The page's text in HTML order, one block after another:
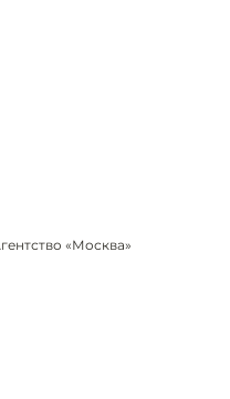
«Москва»